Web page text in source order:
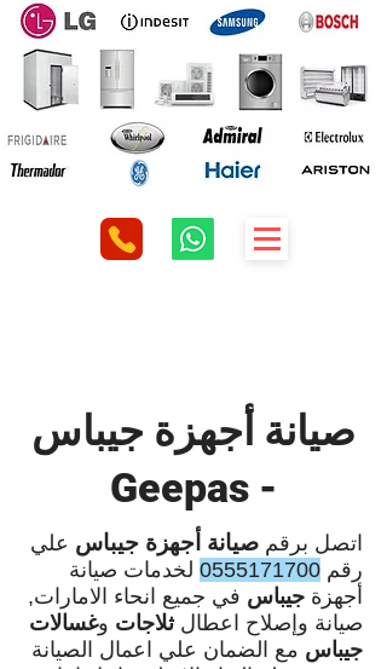
صيانة أجهزة جيباس
- Geepas
اتصل برقم صيانة أجهزة جيباس علي
رقم 0555171700 لخدمات صيانة
أجهزة جيباس في جميع انحاء الامارات,
صيانة وإصلاح اعطالثلاجات وغسالات
جيباس مع الضمان علي اعمال الصيانة